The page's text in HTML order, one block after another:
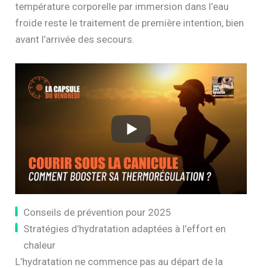
température corporelle par immersion dans l’eau
froide reste le traitement de première intention, bien
avant l’arrivée des secours.
Conseils de prévention pour 2025
Stratégies d’hydratation adaptées à l’effort en
chaleur
L’hydratation ne commence pas au départ de la